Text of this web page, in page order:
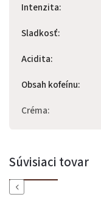
Intenzita:
Sladkosť:
Acidita:
Obsah kofeínu:
Créma:
Súvisiaci tovar
Previous